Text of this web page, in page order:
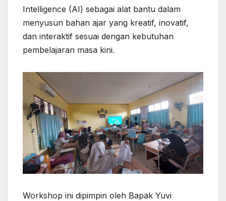
Intelligence (AI) sebagai alat bantu dalam
menyusun bahan ajar yang kreatif, inovatif,
dan interaktif sesuai dengan kebutuhan
pembelajaran masa kini.
Workshop ini dipimpin oleh Bapak Yuvi